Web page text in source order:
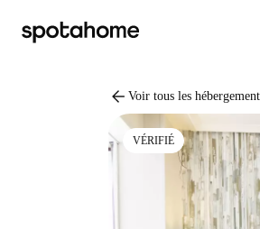
arrow_back Voir tous les
VÉRIFIÉ